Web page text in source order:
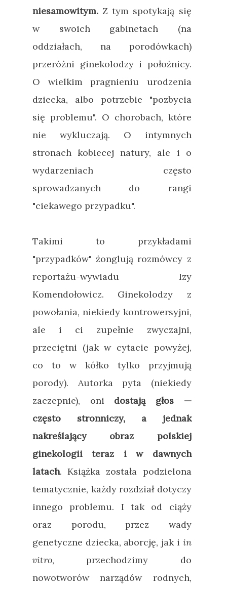
niesamowitym. Z tym spotykają się
w swoich gabinetach (na
oddziałach, na porodówkach)
przeróżni ginekolodzy i położnicy.
O wielkim pragnieniu urodzenia
dziecka, albo potrzebie "pozbycia
się problemu". O chorobach, które
nie wykluczają. O intymnych
stronach kobiecej natury, ale i o
wydarzeniach często
sprowadzanych do rangi
"ciekawego przypadku".
Takimi to przykładami
"przypadków" żonglują rozmówcy z
reportażu-wywiadu Izy
Komendołowicz. Ginekolodzy z
powołania, niekiedy kontrowersyjni,
ale i ci zupełnie zwyczajni,
przeciętni (jak w cytacie powyżej,
co to w kółko tylko przyjmują
porody). Autorka pyta (niekiedy
zaczepnie), oni dostają głos —
często stronniczy, a jednak
nakreślający obraz polskiej
ginekologii teraz i w dawnych
latach. Książka została podzielona
tematycznie, każdy rozdział dotyczy
innego problemu. I tak od ciąży
oraz porodu, przez wady
genetyczne dziecka, aborcję, jak i in
vitro, przechodzimy do
nowotworów narządów rodnych,